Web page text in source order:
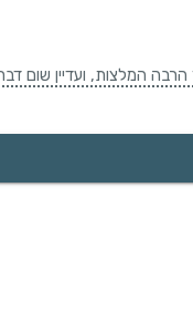
המלצות, ועדיין שום